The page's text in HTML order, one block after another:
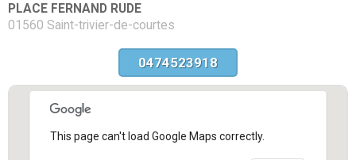
PLACE FERNAND RUDE
01560 Saint-trivier-de-courtes
0474523918
This page can't load Google Maps correctly.